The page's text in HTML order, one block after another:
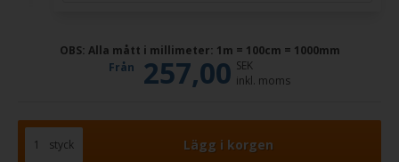
OBS: Alla mått i millimeter: 1m = 100cm = 1000mm
Från
257,00 SEK
inkl. moms
styck